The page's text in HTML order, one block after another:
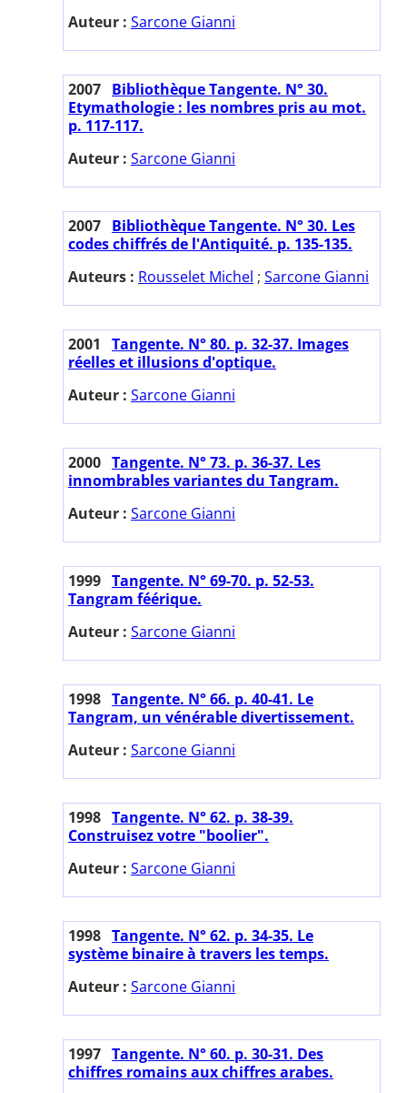
Auteur : Sarcone Gianni
2007 Bibliothèque Tangente. N° 30.
Etymathologie : les nombres pris au mot.
p. 117-117.
Auteur : Sarcone Gianni
2007 Bibliothèque Tangente. N° 30. Les
codes chiffrés de l'Antiquité. p. 135-135.
Auteurs : Rousselet Michel ; Sarcone Gianni
2001
Tangente. N° 80. p. 32-37. Images
réelles et illusions d'optique.
Auteur : Sarcone Gianni
2000 Tangente. N° 73. p. 36-37. Les
innombrables variantes du Tangram.
Auteur : Sarcone Gianni
1999 Tangente. N° 69-70. p. 52-53.
Tangram féérique.
Auteur : Sarcone Gianni
1998 Tangente. N° 66. p. 40-41. Le
Tangram, un vénérable divertissement.
Auteur : Sarcone Gianni
1998 Tangente. N° 62. p. 38-39.
Construisez votre "boolier".
Auteur : Sarcone Gianni
1998 Tangente. N° 62. p. 34-35. Le
système binaire à travers les temps.
Auteur : Sarcone Gianni
1997 Tangente. N° 60. p. 30-31. Des
chiffres romains aux chiffres arabes.